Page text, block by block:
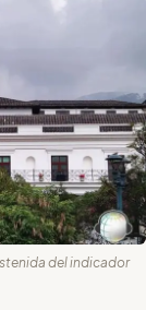
del indicador